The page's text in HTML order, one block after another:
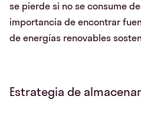
se pierde si no se consume
importancia de encontrar
de energías renovables
Estrategia de